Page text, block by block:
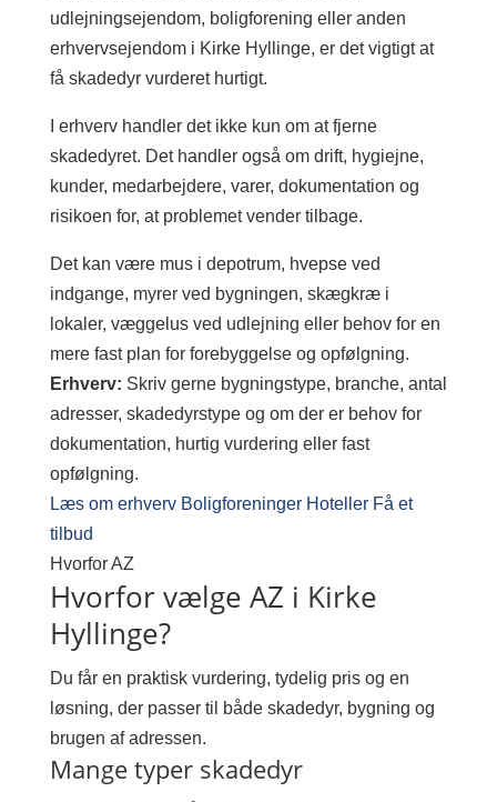
udlejningsejendom, boligforening eller anden
erhvervsejendom i Kirke Hyllinge, er det vigtigt at
få skadedyr vurderet hurtigt.
I erhverv handler det ikke kun om at fjerne
skadedyret. Det handler også om drift, hygiejne,
kunder, medarbejdere, varer, dokumentation og
risikoen for, at problemet vender tilbage.
Det kan være mus i depotrum, hvepse ved
indgange, myrer ved bygningen, skægkræ i
lokaler, væggelus ved udlejning eller behov for en
mere fast plan for forebyggelse og opfølgning.
Erhverv: Skriv gerne bygningstype, branche, antal
adresser, skadedyrstype og om der er behov for
dokumentation, hurtig vurdering eller fast
opfølgning.
Læs om erhverv Boligforeninger Hoteller Få et
tilbud
Hvorfor AZ
Hvorfor vælge AZ i Kirke
Hyllinge?
Du får en praktisk vurdering, tydelig pris og en
løsning, der passer til både skadedyr, bygning og
brugen af adressen.
Mange typer skadedyr